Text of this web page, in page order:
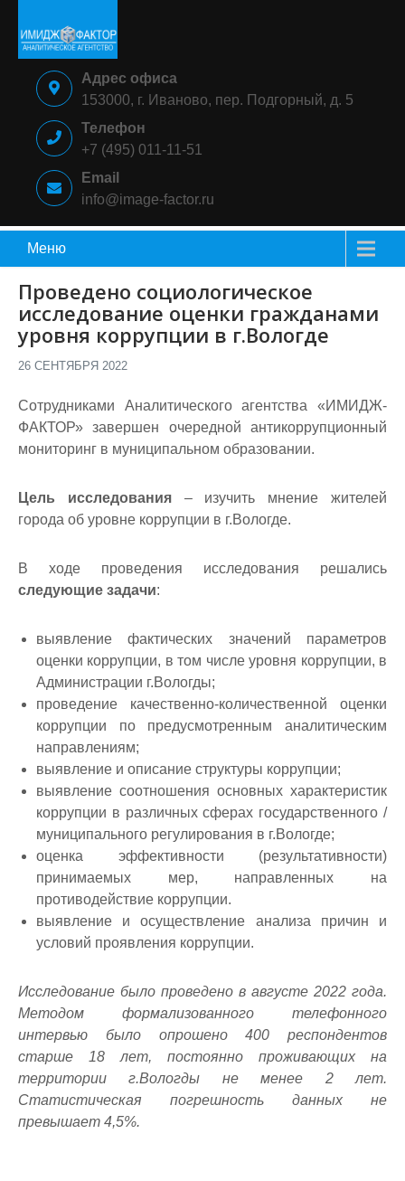
content
ИМИДЖ-
ФАКТОР
Аналитическое
агентство
Адрес офиса
153000, г. Иваново, пер. Подгорный, д. 5
Телефон
+7 (495) 011-11-51
Email
info@image-factor.ru
Меню
Проведено социологическое
исследование оценки гражданами
уровня коррупции в г.Вологде
26 СЕНТЯБРЯ 2022
Сотрудниками Аналитического агентства «ИМИДЖ-
ФАКТОР» завершен очередной антикоррупционный
мониторинг в муниципальном образовании.
Цель исследования – изучить мнение жителей
города об уровне коррупции в г.Вологде.
В ходе проведения исследования решались
следующие задачи:
выявление фактических значений параметров
оценки коррупции, в том числе уровня коррупции, в
Администрации г.Вологды;
проведение качественно-количественной оценки
коррупции по предусмотренным аналитическим
направлениям;
выявление и описание структуры коррупции;
выявление соотношения основных характеристик
коррупции в различных сферах государственного /
муниципального регулирования в г.Вологде;
оценка эффективности (результативности)
принимаемых мер, направленных на
противодействие коррупции.
выявление и осуществление анализа причин и
условий проявления коррупции.
Исследование было проведено в августе 2022 года.
Методом формализованного телефонного
интервью было опрошено 400 респондентов
старше 18 лет, постоянно проживающих на
территории г.Вологды не менее 2 лет.
Статистическая погрешность данных не
превышает 4,5%.